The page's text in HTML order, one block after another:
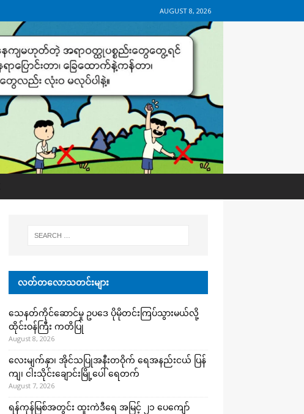
AUGUST 8, 2026
လတ်တလောသတင်းများ
သေနတ်ကိုင်ဆောင်မှု ဥပဒေ ပိုမိုတင်းကြပ်သွားမယ်လို့
ထိုင်းဝန်ကြီး ကတိပြု
August 8, 2026
လေးမျက်နှာ၊ အိုင်သပြုအနီးတဝိုက် ရေအနည်းငယ် ပြန်
ကျ၊ ငါးသိုင်းချောင်းမြို့ပေါ် ရေတက်
August 7, 2026
ရန်ကုန်မြစ်အတွင်း ထူးကဲဒီရေ အ​မြင့် ၂၁ ပေကျော်